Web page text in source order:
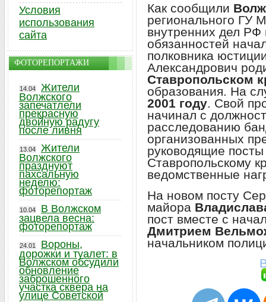
Как сообщили
регионального ГУ
внутренних дел
обязанностей
полковника
Александрович
Ставропольском
образования. На
2001 году. Свой
начинал с
расследованию
организованных
руководящие
Ставропольскому
ведомственные
На новом посту
майора
пост вместе с
Дмитрием
начальником
Условия
использования
сайта
ФОТОРЕПОРТАЖИ
14.04
Жители
Волжского
запечатлели
прекрасную
двойную радугу
после ливня
13.04
Жители
Волжского
празднуют
пахсальную
неделю:
фоторепортаж
10.04
В Волжском
зацвела весна:
фоторепортаж
24.01
Вороны,
дорожки и туалет: в
Волжском обсудили
обновление
заброшенного
участка сквера на
улице Советской